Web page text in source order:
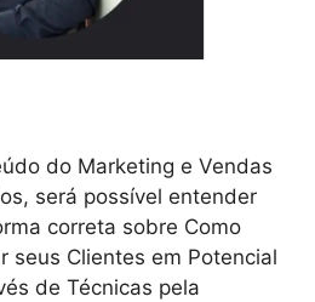
do Marketing e Vendas
será possível entender
correta sobre Como
seus Clientes em Potencial
de Técnicas pela